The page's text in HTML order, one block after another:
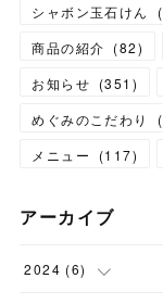
シャボン玉石けん
(
商品の紹介 (82)
お知らせ (351 )
めぐみのこだわり
(
メニュー
(117)
アーカイブ
2024 (6)